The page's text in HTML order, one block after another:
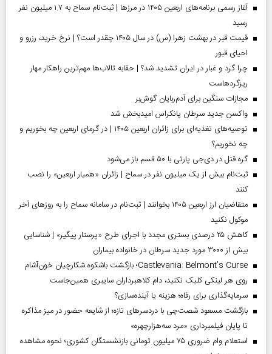
آغاز رسمی برنامه‌های اربعین ۱۴۰۵ در مرز‌ها | ثبت‌نام سماح به ۱.۷ میلیون نفر
رسید
قیمت قبر در بهشت زهرا (س) در سال ۱۴۰۵ چقدر است؟ | نرخ خرید، رزرو و
احیای قبور
چرا گرد و غبار در ایران تشدید شد؟ | حقابه تالاب‌ها مهم‌ترین راهکار مهار
ریزگردهاست
مجازات سنگین برای آدم‌ربایان گوش‌بر
واکسن جدید سرطان پانکراس امیدبخش شد
توصیه‌های تغذیه‌ای برای زائران اربعین ۱۴۰۵ | در گرمای اربعین چه بخوریم و
چه نخوریم؟
گره قتل در دی‌جی پارتی با ۵۰ قسم باز می‌شود
ثبت‌نام بیش از یک میلیون نفر در سماح | زائران «همیار اربعین» را نصب
کنند
متقاضیان ارز اربعین ۱۴۰۵ بخوانند | ثبت‌نام در سامانه سماح را به روز‌های آخر
موکول نکنید
کاهش ۲۵ درصدی بستری مجدد با اجرای طرح «پرستار پیگیر» | شناسایی
بیش از ۳۰۰۰ مورد جدید سرطان در خانواده بیماران
Castlevania: Belmont’s Curse؛ بازگشت باشکوه شکارچیان خون‌آشام
روی هر لینکی کلیک نکنید، دام کلاهبرداران سایبری همین‌جاست
سرمایه‌گذاری برای رفاه؛ هزینه یا آینده‌سازی؟
بازگشت مسعود شصت‌چی با دردسر‌های تازه؛ از شایعه حضور در میز مذاکره
تا پایان فیلمبرداری «مرد سه‌هزارچهره»
استعلام وام ضروری ۷۵ میلیون تومانی بازنشستگان کشوری؛ نحوه مشاهده